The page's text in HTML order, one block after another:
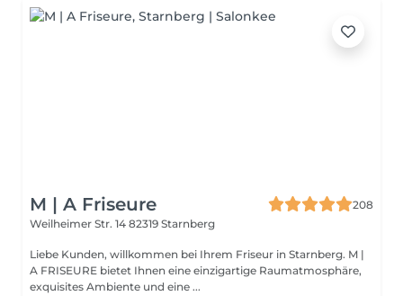
M | A Friseure
208
Weilheimer Str. 14 82319 Starnberg
Liebe Kunden, willkommen bei Ihrem Friseur in Starnberg. M |
A FRISEURE bietet Ihnen eine einzigartige Raumatmosphäre,
exquisites Ambiente und eine ...